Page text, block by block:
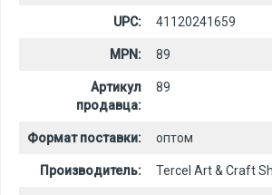
UPC: 41120241659
MPN: 89
Артикул
продавца:
89
Формат поставки: оптом
Производитель: Tercel Art & Craft